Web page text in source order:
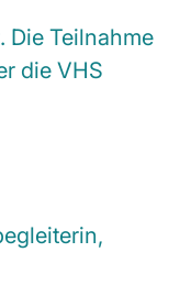
Die Teilnahme
die VHS